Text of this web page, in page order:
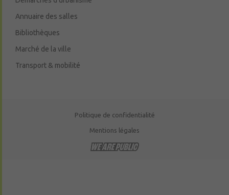
Annuaire des salles
Bibliothèques
Marché de la ville
Transport & mobilité
Politique de confidentialité
Mentions légales